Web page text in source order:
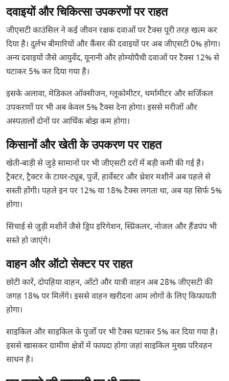
दवाइयों और चिकित्सा उपकरणों पर राहत
जीएसटी काउंसिल ने कई जीवन रक्षक दवाओं पर टैक्स पूरी तरह खत्म कर
दिया है। दुर्लभ बीमारियों और कैंसर की दवाइयों पर अब जीएसटी 0% होगा।
अन्य दवाइयों जैसे आयुर्वेद, यूनानी और होम्योपैथी दवाओं पर टैक्स 12% से
घटाकर 5% कर दिया गया है।
इसके अलावा, मेडिकल ऑक्सीजन, ग्लूकोमीटर, थर्मामीटर और सर्जिकल
उपकरणों पर भी अब केवल 5% टैक्स देना होगा। इससे मरीजों और
अस्पतालों दोनों पर आर्थिक बोझ कम होगा।
किसानों और खेती के उपकरण पर राहत
खेती-बाड़ी से जुड़े सामानों पर भी जीएसटी दरों में बड़ी कमी की गई है।
ट्रैक्टर, ट्रैक्टर के टायर-ट्यूब, पुर्जे, हार्वेस्टर और थ्रेशर मशीनें अब पहले से
सस्ती होंगी। पहले इन पर 12% या 18% टैक्स लगता था, अब यह सिर्फ 5%
होगा।
सिंचाई से जुड़ी मशीनें जैसे ड्रिप इरिगेशन, स्प्रिंकलर, नोजल और हैंडपंप भी
सस्ते हो जाएंगे।
वाहन और ऑटो सेक्टर पर राहत
छोटी कारें, दोपहिया वाहन, ऑटो और यात्री वाहन अब 28% जीएसटी की
जगह 18% पर मिलेंगे। इससे वाहन खरीदना आम लोगों के लिए किफायती
होगा।
साइकिल और साइकिल के पुर्जों पर भी टैक्स घटाकर 5% कर दिया गया है।
इससे खासकर ग्रामीण क्षेत्रों में फायदा होगा जहां साइकिल मुख्य परिवहन
साधन है।